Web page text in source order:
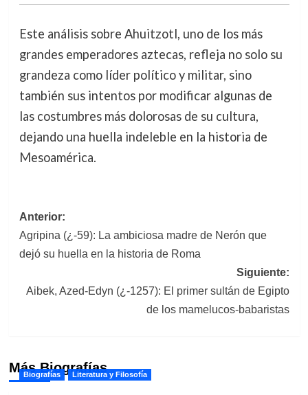
Este análisis sobre Ahuitzotl, uno de los más
grandes emperadores aztecas, refleja no solo su
grandeza como líder político y militar, sino
también sus intentos por modificar algunas de
las costumbres más dolorosas de su cultura,
dejando una huella indeleble en la historia de
Mesoamérica.
Navegación
de
Anterior:
Agripina (¿-59): La ambiciosa madre de Nerón que
dejó su huella en la historia de Roma
Siguiente:
Aibek, Azed-Edyn (¿-1257): El primer sultán de Egipto
de los mamelucos-babaristas
Más Biografías
Biografías Literatura y Filosofía